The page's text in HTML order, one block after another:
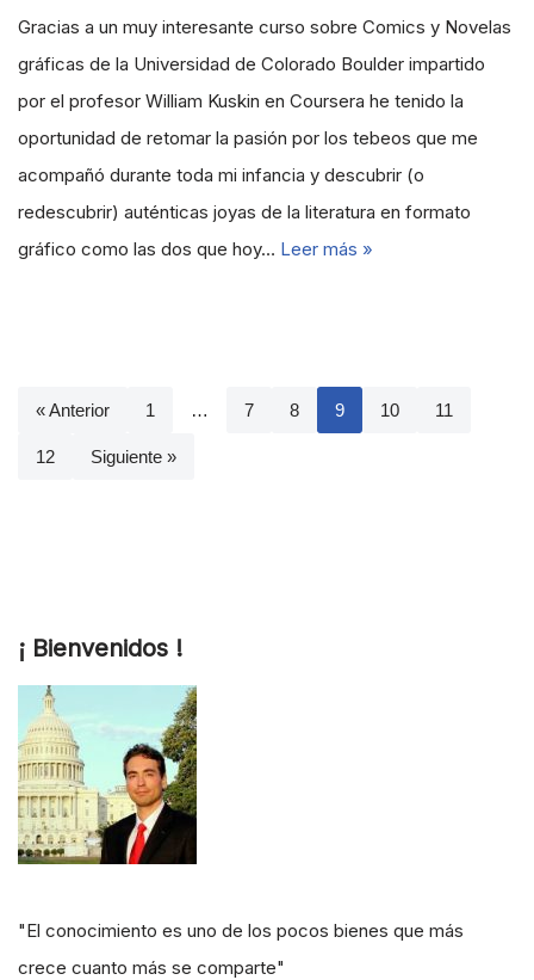
Gracias a un muy interesante curso sobre Comics y Novelas
gráficas de la Universidad de Colorado Boulder impartido
por el profesor William Kuskin en Coursera he tenido la
oportunidad de retomar la pasión por los tebeos que me
acompañó durante toda mi infancia y descubrir (o
redescubrir) auténticas joyas de la literatura en formato
gráfico como las dos que hoy… Leer más »
« Anterior 1 … 7 8 9 10 11
12 Siguiente »
¡ Bienvenidos !
"El conocimiento es uno de los pocos bienes que más
crece cuanto más se comparte"